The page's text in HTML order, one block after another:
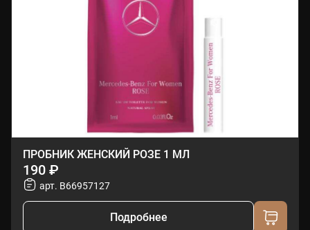
ПРОБНИК ЖЕНСКИЙ РОЗЕ 1 МЛ
190 ₽
арт. B66957127
Подробнее